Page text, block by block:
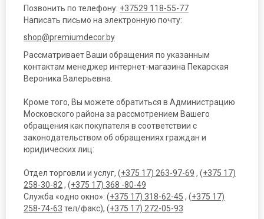
Позвонить по телефону: +37529 118-55-77
Написать письмо на электронную почту:
shop@premiumdecor.by
Рассматривает Ваши обращения по указанным
контактам менеджер интернет-магазина Пекарская
Вероника Валерьевна.
Кроме того, Вы можете обратиться в Администрацию
Московского района за рассмотрением Вашего
обращения как покупателя в соответствии с
законодательством об обращениях граждан и
юридических лиц:
Отдел торговли и услуг, (+375 17) 263-97-69 , (+375 17)
258-30-82, (+375 17) 368 -80-49
Служба «одно окно»: (+375 17) 318-62-45 , (+375 17)
258-74-63 тел/факс), (+375 17) 272-05-93